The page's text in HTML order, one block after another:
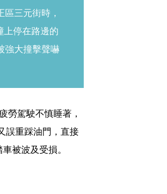
三元街時，
上停在路邊的
強大撞擊聲嚇
勞駕駛不慎睡著，
誤重踩油門，直接
被波及受損。